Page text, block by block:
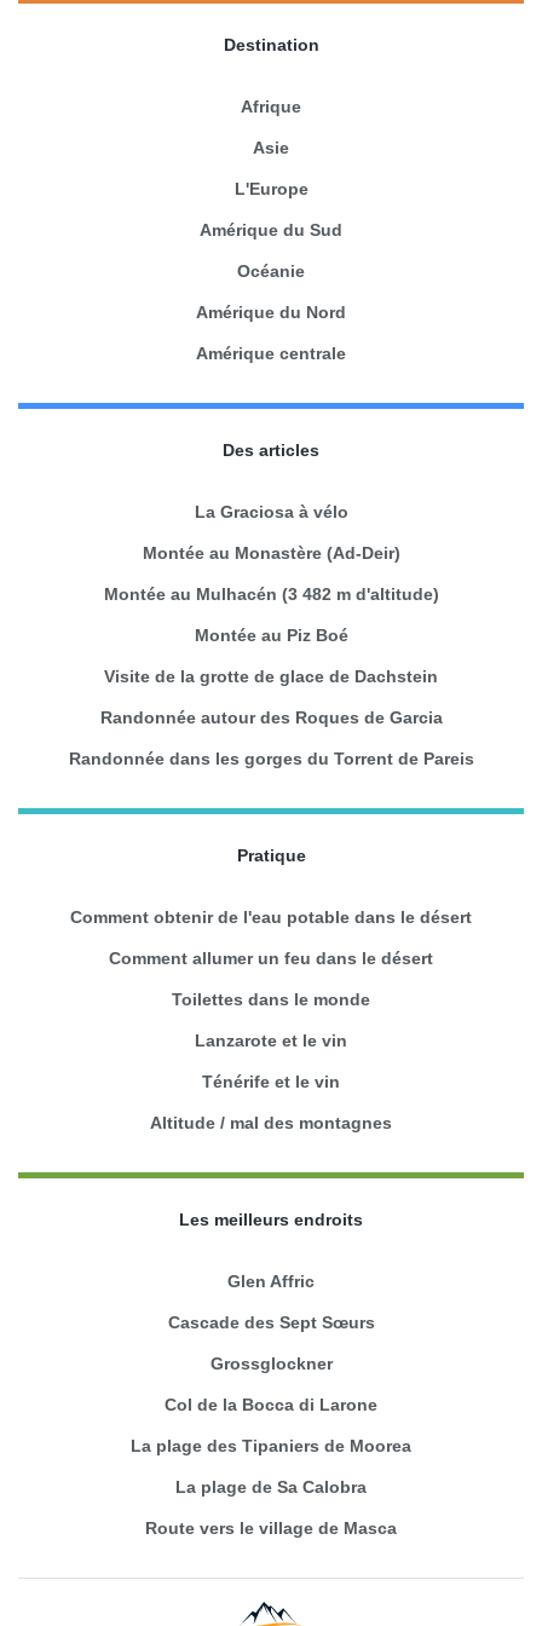
Destination
Afrique
Asie
L'Europe
Amérique du Sud
Océanie
Amérique du Nord
Amérique centrale
Des articles
La Graciosa à vélo
Montée au Monastère (Ad-Deir)
Montée au Mulhacén (3 482 m d'altitude)
Montée au Piz Boé
Visite de la grotte de glace de Dachstein
Randonnée autour des Roques de Garcia
Randonnée dans les gorges du Torrent de Pareis
Pratique
Comment obtenir de l'eau potable dans le désert
Comment allumer un feu dans le désert
Toilettes dans le monde
Lanzarote et le vin
Ténérife et le vin
Altitude / mal des montagnes
Les meilleurs endroits
Glen Affric
Cascade des Sept Sœurs
Grossglockner
Col de la Bocca di Larone
La plage des Tipaniers de Moorea
La plage de Sa Calobra
Route vers le village de Masca